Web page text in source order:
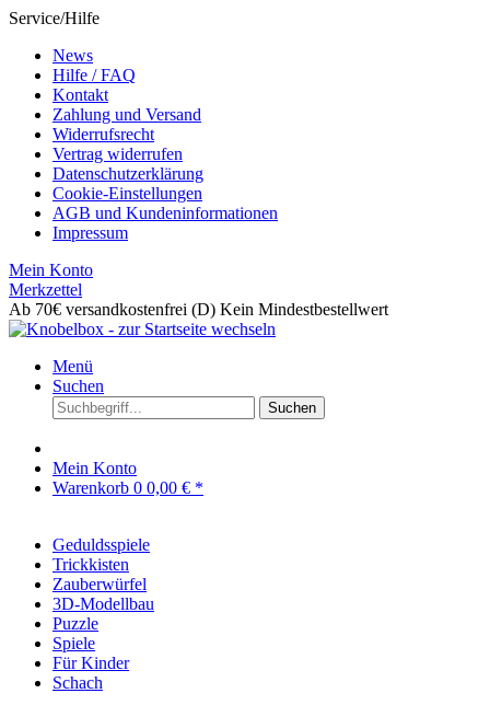
Service/Hilfe
News
Hilfe / FAQ
Kontakt
Zahlung und Versand
Widerrufsrecht
Vertrag widerrufen
Datenschutzerklärung
Cookie-Einstellungen
AGB und Kundeninformationen
Impressum
Mein Konto
Merkzettel
Ab 70€ versandkostenfrei (D) Kein Mindestbestellwert
Menü
Suchen
Suchen
Mein Konto
Warenkorb 0 0,00 € *
Geduldsspiele
Trickkisten
Zauberwürfel
3D-Modellbau
Puzzle
Spiele
Für Kinder
Schach